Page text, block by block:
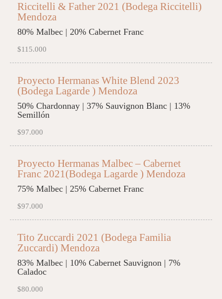
Riccitelli & Father 2021 (Bodega Riccitelli)
Mendoza
80% Malbec | 20% Cabernet Franc
$115.000
Proyecto Hermanas White Blend 2023
(Bodega Lagarde ) Mendoza
50% Chardonnay | 37% Sauvignon Blanc | 13%
Semillón
$97.000
Proyecto Hermanas Malbec – Cabernet
Franc 2021(Bodega Lagarde ) Mendoza
75% Malbec | 25% Cabernet Franc
$97.000
Tito Zuccardi 2021 (Bodega Familia
Zuccardi) Mendoza
83% Malbec | 10% Cabernet Sauvignon | 7%
Caladoc
$80.000